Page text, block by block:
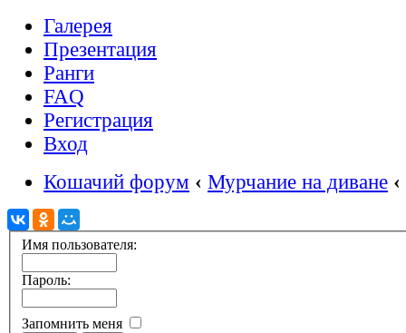
Галерея
Презентация
Ранги
FAQ
Регистрация
Вход
Кошачий форум ‹ Мурчание на диване ‹
Имя пользователя:
Пароль:
Запомнить меня